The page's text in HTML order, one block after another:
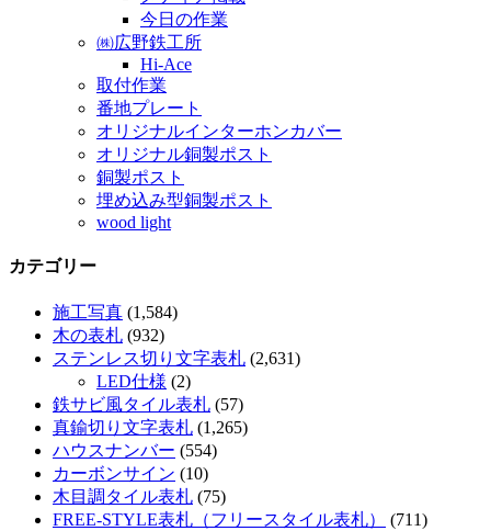
今日の作業
㈱広野鉄工所
Hi-Ace
取付作業
番地プレート
オリジナルインターホンカバー
オリジナル銅製ポスト
銅製ポスト
埋め込み型銅製ポスト
wood light
カテゴリー
施工写真 (1,584)
木の表札 (932)
ステンレス切り文字表札 (2,631)
LED仕様 (2)
鉄サビ風タイル表札 (57)
真鍮切り文字表札 (1,265)
ハウスナンバー (554)
カーボンサイン (10)
木目調タイル表札 (75)
FREE-STYLE表札（フリースタイル表札）
(711)